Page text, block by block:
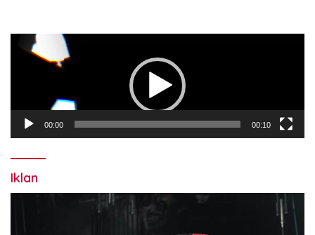
Pemutar
Video
00:00 00:10
Iklan